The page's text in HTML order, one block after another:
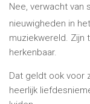
De Uitblinkers
Contact
Nee, verwacht van
nieuwigheden in
muziekwereld. Zijn
herkenbaar.
Dat geldt ook voor
heerlijk